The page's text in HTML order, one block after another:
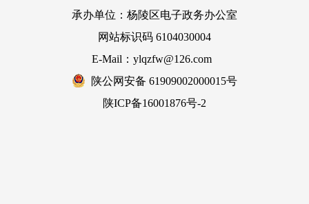
承办单位：杨陵区电子政务办公室
网站标识码 6104030004
E-Mail：ylqzfw@126.com
陕公网安备 61909002000015号
陕ICP备16001876号-2